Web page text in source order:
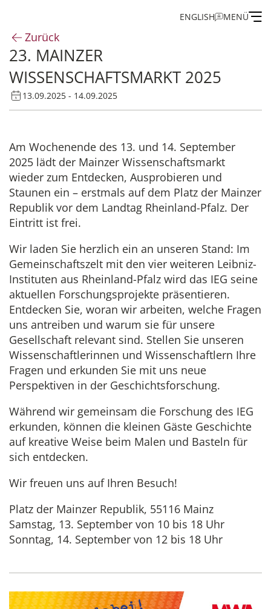
ENGLISH MENÜ
Institut
Administration
Stipendien- und Gästeprogramm
Publikationen des IEG
Zurück
23. MAINZER
WISSENSCHAFTSMARKT 2025
13.09.2025 - 14.09.2025
Am Wochenende des 13. und 14. September
2025 lädt der Mainzer Wissenschaftsmarkt
wieder zum Entdecken, Ausprobieren und
Staunen ein – erstmals auf dem Platz der Mainzer
Republik vor dem Landtag Rheinland-Pfalz. Der
Eintritt ist frei.
Wir laden Sie herzlich ein an unseren Stand: Im
Gemeinschaftszelt mit den vier weiteren Leibniz-
Instituten aus Rheinland-Pfalz wird das IEG seine
aktuellen Forschungsprojekte präsentieren.
Entdecken Sie, woran wir arbeiten, welche Fragen
uns antreiben und warum sie für unsere
Gesellschaft relevant sind. Stellen Sie unseren
Wissenschaftlerinnen und Wissenschaftlern Ihre
Fragen und erkunden Sie mit uns neue
Perspektiven in der Geschichtsforschung.
Während wir gemeinsam die Forschung des IEG
erkunden, können die kleinen Gäste Geschichte
auf kreative Weise beim Malen und Basteln für
sich entdecken.
Wir freuen uns auf Ihren Besuch!
Platz der Mainzer Republik, 55116 Mainz
Samstag, 13. September von 10 bis 18 Uhr
Sonntag, 14. September von 12 bis 18 Uhr